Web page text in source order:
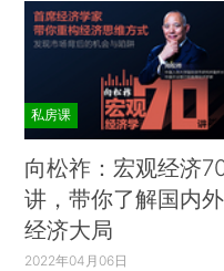
私房课
向松祚：宏观经济
讲，带你了解国内外
经济大局
2022年04月06日